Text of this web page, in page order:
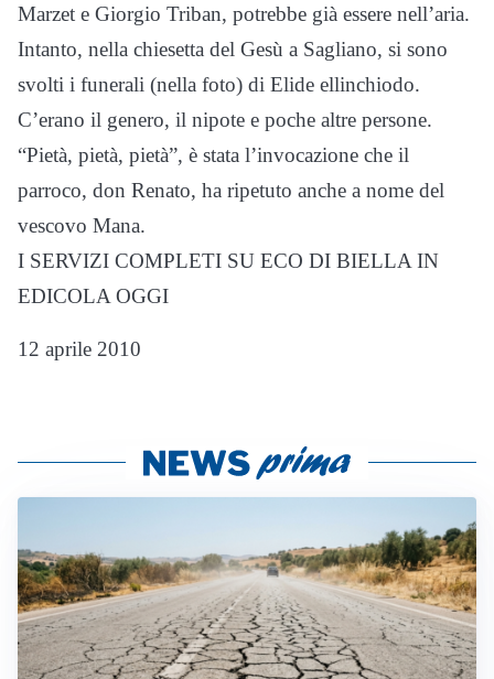
Marzet e Giorgio Triban, potrebbe già essere nell’aria.
Intanto, nella chiesetta del Gesù a Sagliano, si sono
svolti i funerali (nella foto) di Elide ellinchiodo.
C’erano il genero, il nipote e poche altre persone.
“Pietà, pietà, pietà”, è stata l’invocazione che il
parroco, don Renato, ha ripetuto anche a nome del
vescovo Mana.
I SERVIZI COMPLETI SU ECO DI BIELLA IN
EDICOLA OGGI
12 aprile 2010